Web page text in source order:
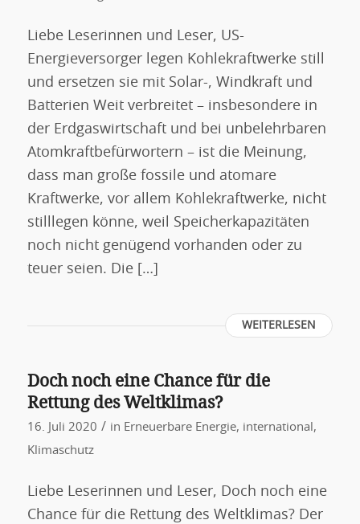
Liebe Leserinnen und Leser, US-
Energieversorger legen Kohlekraftwerke still
und ersetzen sie mit Solar-, Windkraft und
Batterien Weit verbreitet – insbesondere in
der Erdgaswirtschaft und bei unbelehrbaren
Atomkraftbefürwortern – ist die Meinung,
dass man große fossile und atomare
Kraftwerke, vor allem Kohlekraftwerke, nicht
stilllegen könne, weil Speicherkapazitäten
noch nicht genügend vorhanden oder zu
teuer seien. Die […]
WEITERLESEN
Doch noch eine Chance für die
Rettung des Weltklimas?
16. Juli 2020 / in Erneuerbare Energie, international ,
Klimaschutz
Liebe Leserinnen und Leser, Doch noch eine
Chance für die Rettung des Weltklimas? Der